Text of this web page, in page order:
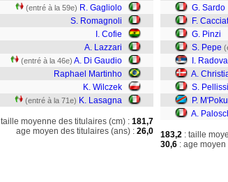
(entré à la 59e) R. Gagliolo
S. Romagnoli
I. Cofie
A. Lazzari
(entré à la 46e) A. Di Gaudio
Raphael Martinho
K. Wilczek
(entré à la 71e) K. Lasagna
taille moyenne des titulaires (cm) : 181,7
age moyen des titulaires (ans) : 26,0
G. Sardo
F.
G. Pinzi
S. Pepe
I.
A.
S.
P. M'Poku
A.
183,2 : taille
30,6 : age